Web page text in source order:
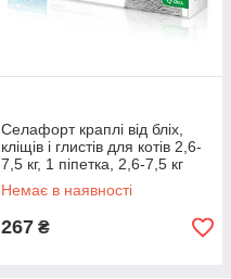
Селафорт краплі від бліх,
кліщів і глистів для котів 2,6-
7,5 кг, 1 піпетка, 2,6-7,5 кг
Немає в наявності
267 ₴